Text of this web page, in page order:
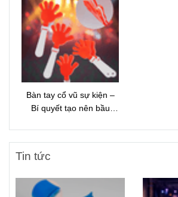
Bàn tay cổ vũ sự kiện –
Bí quyết tạo nên bầu
Tin tức